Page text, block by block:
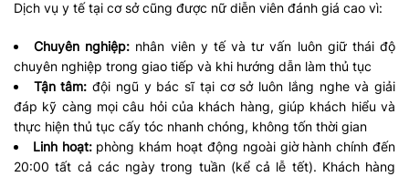
Dịch vụ y tế tại cơ sở cũng được nữ diễn viên đánh giá cao vì:
Chuyên nghiệp: nhân viên y tế và tư vấn luôn giữ thái độ
chuyên nghiệp trong giao tiếp và khi hướng dẫn làm thủ tục
Tận tâm:đội ngũ y bác sĩ tại cơ sở luôn lắng nghe và giải
đáp kỹ càng mọi câu hỏi của khách hàng, giúp khách hiểu và
thực hiện thủ tục cấy tóc nhanh chóng, không tốn thời gian
Linh hoạt: phòng khám hoạt động ngoài giờ hành chính đến
20:00 tất cả các ngày trong tuần (kể cả lễ tết). Khách hàng